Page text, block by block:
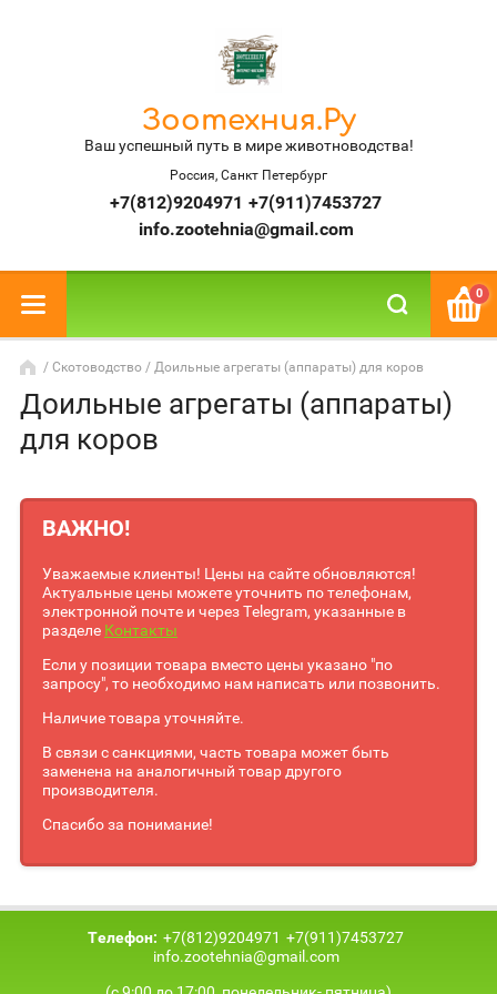
Зоотехния.Ру
Ваш успешный путь в мире животноводства!
Россия, Санкт Петербург
+7(812)9204971 +7(911)7453727
info.zootehnia@gmail.com
0
ВАЖНО!
Уважаемые клиенты! Цены на сайте обновляются!
Актуальные цены можете уточнить по телефонам,
электронной почте и через Telegram, указанные в
разделе Контакты
Если у позиции товара вместо цены указано "по
запросу", то необходимо нам написать или позвонить.
Наличие товара уточняйте.
В связи с санкциями, часть товара может быть
заменена на аналогичный товар другого
производителя.
Спасибо за понимание!
/ Скотоводство / Доильные агрегаты (аппараты) для коров
Доильные агрегаты (аппараты)
для коров
Телефон: +7(812)9204971 +7(911)7453727
info.zootehnia@gmail.com